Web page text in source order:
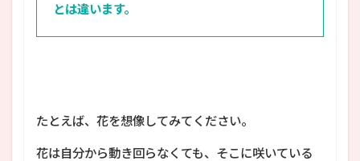
とは違います。
たとえば、花を想像してみてください。
花は自分から動き回らなくても、そこに咲いている